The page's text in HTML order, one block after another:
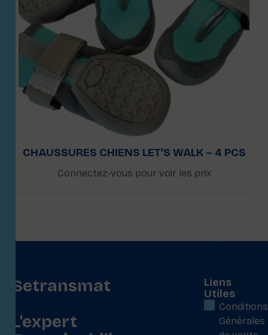
CHAUSSURES CHIENS LET’S WALK – 4 PCS
Connectez-vous pour voir les prix
Setransmat
L'expert
Liens
Utiles
Conditions
Générales